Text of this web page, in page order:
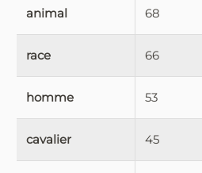
animal 68
race 66
homme 53
cavalier 45